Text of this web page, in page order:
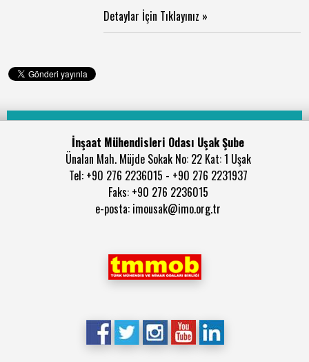
Detaylar İçin Tıklayınız »
İnşaat Mühendisleri Odası Uşak Şube
Ünalan Mah. Müjde Sokak No: 22 Kat: 1 Uşak
Tel: +90 276 2236015 - +90 276 2231937
Faks: +90 276 2236015
e-posta: imousak@imo.org.tr